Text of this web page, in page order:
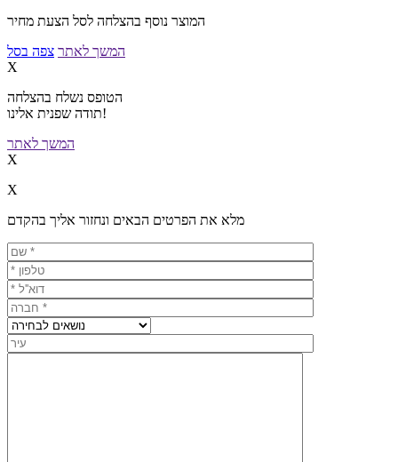
המוצר נוסף בהצלחה לסל הצעת מחיר
המשך לאתר צפה בסל
X
הטופס נשלח בהצלחה
תודה שפנית אלינו!
המשך לאתר
X
X
מלא את הפרטים הבאים ונחזור אליך בהקדם